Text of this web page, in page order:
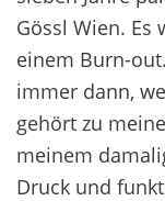
Gössl Wien. Es
einem Burn-
immer dann,
gehört zu
meinem
Druck und